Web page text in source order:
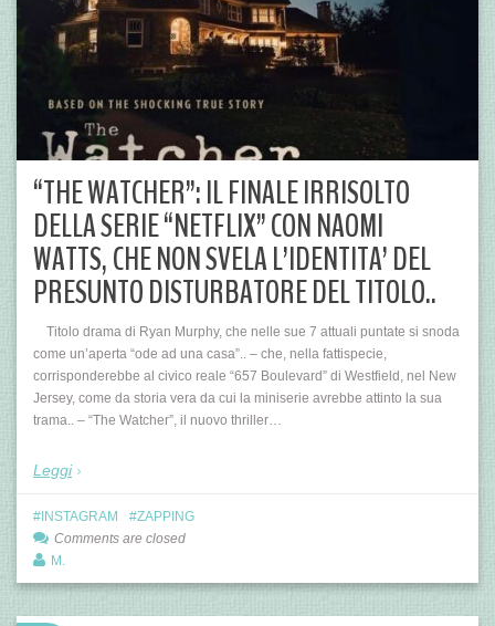
“THE WATCHER”: IL FINALE IRRISOLTO
DELLA SERIE “NETFLIX” CON NAOMI
WATTS, CHE NON SVELA L’IDENTITA’ DEL
PRESUNTO DISTURBATORE DEL TITOLO..
Titolo drama di Ryan Murphy, che nelle sue 7 attuali puntate si snoda
come un’aperta “ode ad una casa”.. – che, nella fattispecie,
corrisponderebbe al civico reale “657 Boulevard” di Westfield, nel New
Jersey, come da storia vera da cui la miniserie avrebbe attinto la sua
trama.. – “The Watcher”, il nuovo thriller…
Leggi
INSTAGRAM
ZAPPING
Comments are closed
M.